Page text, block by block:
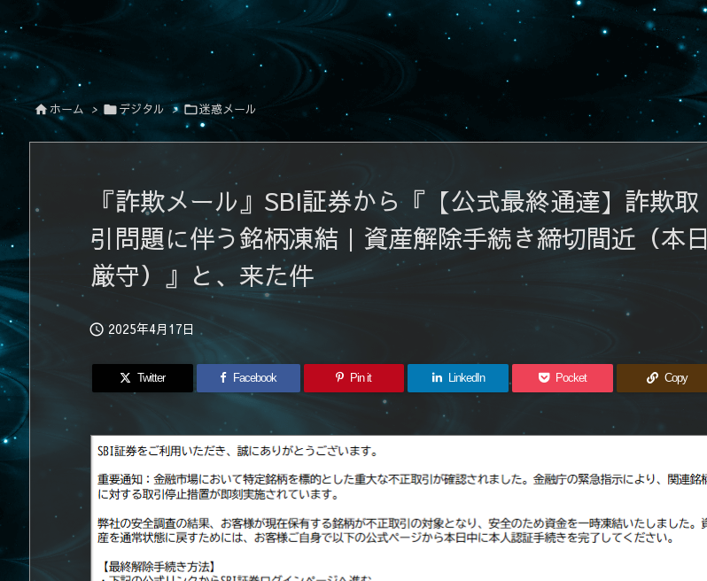
 ホーム > デジタル > 迷惑メール
『詐欺メール』SBI証券から『【公式最終通達】詐欺取
引問題に伴う銘柄凍結｜資産解除手続き締切間近（本日
厳守）』と、来た件
 2025年4月17日
Twitter Facebook Pin it LinkedIn Pocket Copy